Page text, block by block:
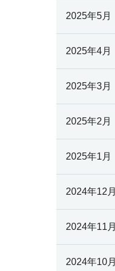
2025年5月
2025年4月
2025年3月
2025年2月
2025年1月
2024年12月
2024年11月
2024年10月